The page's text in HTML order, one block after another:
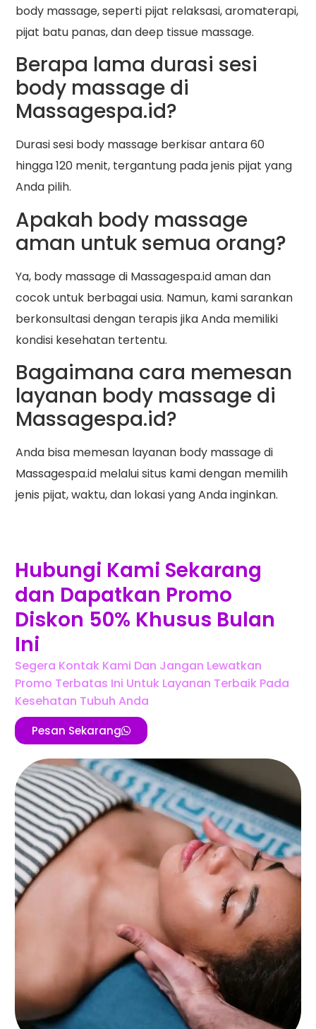
body massage, seperti pijat relaksasi, aromaterapi,
pijat batu panas, dan deep tissue massage.
Berapa lama durasi sesi
body massage di
Massagespa.id?
Durasi sesi body massage berkisar antara 60
hingga 120 menit, tergantung pada jenis pijat yang
Anda pilih.
Apakah body massage
aman untuk semua orang?
Ya, body massage di Massagespa.id aman dan
cocok untuk berbagai usia. Namun, kami sarankan
berkonsultasi dengan terapis jika Anda memiliki
kondisi kesehatan tertentu.
Bagaimana cara memesan
layanan body massage di
Massagespa.id?
Anda bisa memesan layanan body massage di
Massagespa.id melalui situs kami dengan memilih
jenis pijat, waktu, dan lokasi yang Anda inginkan.
Hubungi Kami Sekarang
dan Dapatkan Promo
Diskon 50% Khusus Bulan
Ini
Segera Kontak Kami Dan Jangan Lewatkan
Promo Terbatas Ini Untuk Layanan Terbaik Pada
Kesehatan Tubuh Anda
Pesan Sekarang